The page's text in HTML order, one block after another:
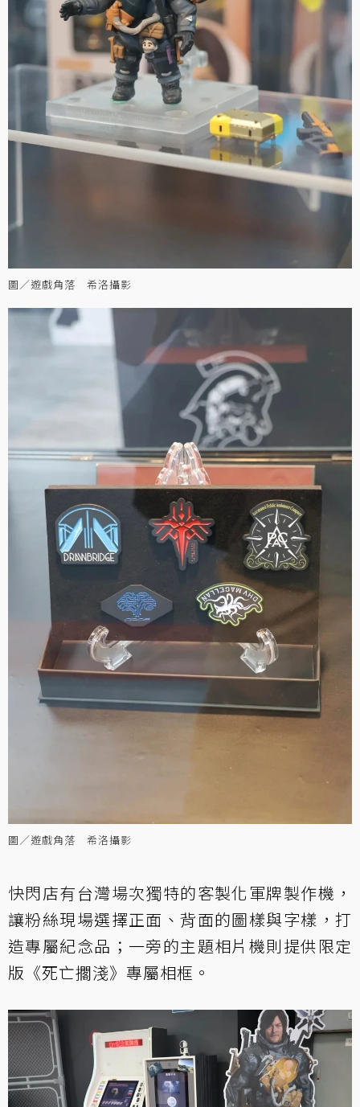
圖／遊戲角落 希洛攝影
圖／遊戲角落 希洛攝影
快閃店有台灣場次獨特的客製化軍牌製作機，
讓粉絲現場選擇正面、背面的圖樣與字樣，打
造專屬紀念品；一旁的主題相片機則提供限定
版《死亡擱淺》專屬相框。